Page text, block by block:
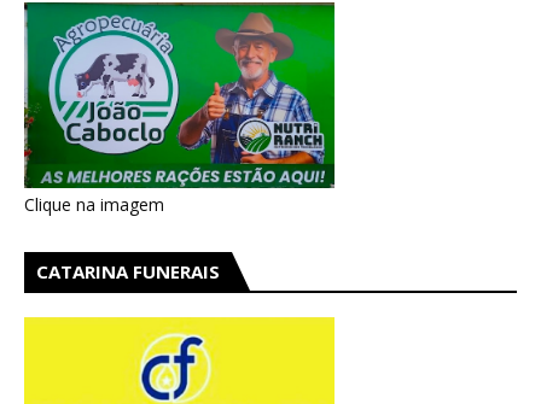
Clique na imagem
CATARINA FUNERAIS